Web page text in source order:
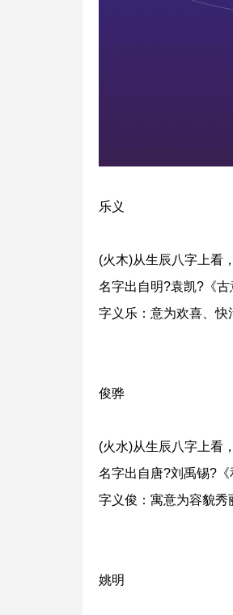
乐义
(火木)从生辰八字上看
名字出自明?袁凯?《古
字义乐：意为欢喜、快
俊骅
(火水)从生辰八字上看
名字出自唐?刘禹锡?《
字义俊：寓意为容貌秀
姚明